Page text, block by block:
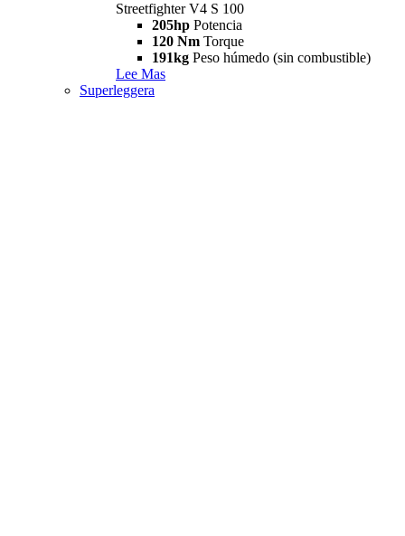
Streetfighter V4 S 100
205hp Potencia
120 Nm Torque
191kg Peso húmedo (sin combustible)
Lee Mas
Superleggera